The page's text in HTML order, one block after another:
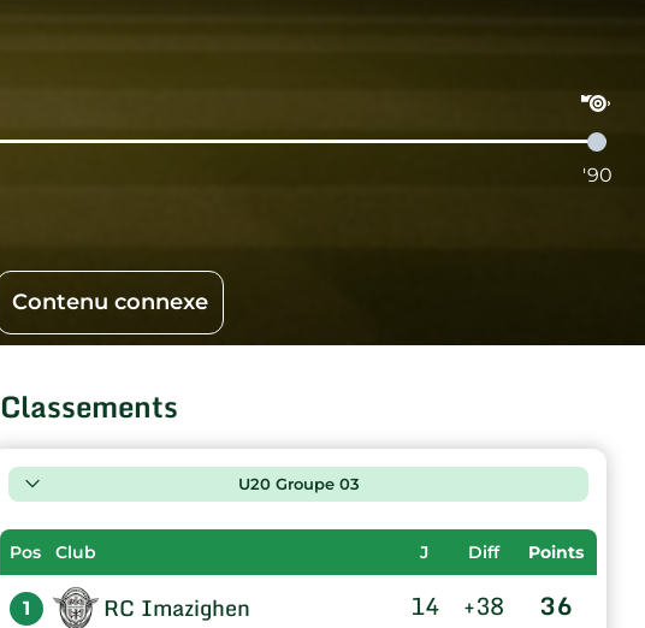
'90
Contenu connexe
Classements
U20 Groupe 03
Pos Club J Diff Points
1 RC Imazighen 14 +38 36